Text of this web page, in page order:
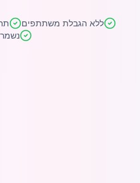
ללא הגבלת משתתפים